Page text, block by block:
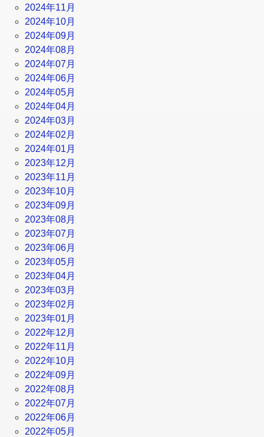
2024年11月
2024年10月
2024年09月
2024年08月
2024年07月
2024年06月
2024年05月
2024年04月
2024年03月
2024年02月
2024年01月
2023年12月
2023年11月
2023年10月
2023年09月
2023年08月
2023年07月
2023年06月
2023年05月
2023年04月
2023年03月
2023年02月
2023年01月
2022年12月
2022年11月
2022年10月
2022年09月
2022年08月
2022年07月
2022年06月
2022年05月